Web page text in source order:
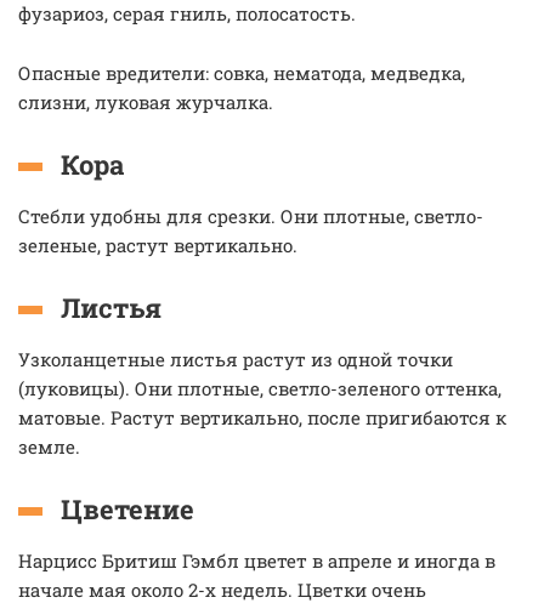
фузариоз, серая гниль, полосатость.
Опасные вредители: совка, нематода, медведка,
слизни, луковая журчалка.
Кора
Стебли удобны для срезки. Они плотные, светло-
зеленые, растут вертикально.
Листья
Узколанцетные листья растут из одной точки
(луковицы). Они плотные, светло-зеленого оттенка,
матовые. Растут вертикально, после пригибаются к
земле.
Цветение
Нарцисс Бритиш Гэмбл цветет в апреле и иногда в
начале мая около 2-х недель. Цветки очень